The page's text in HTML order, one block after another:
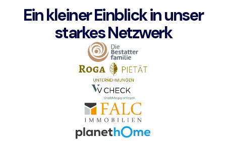
Ein kleiner Einblick in unser
starkes Netzwerk